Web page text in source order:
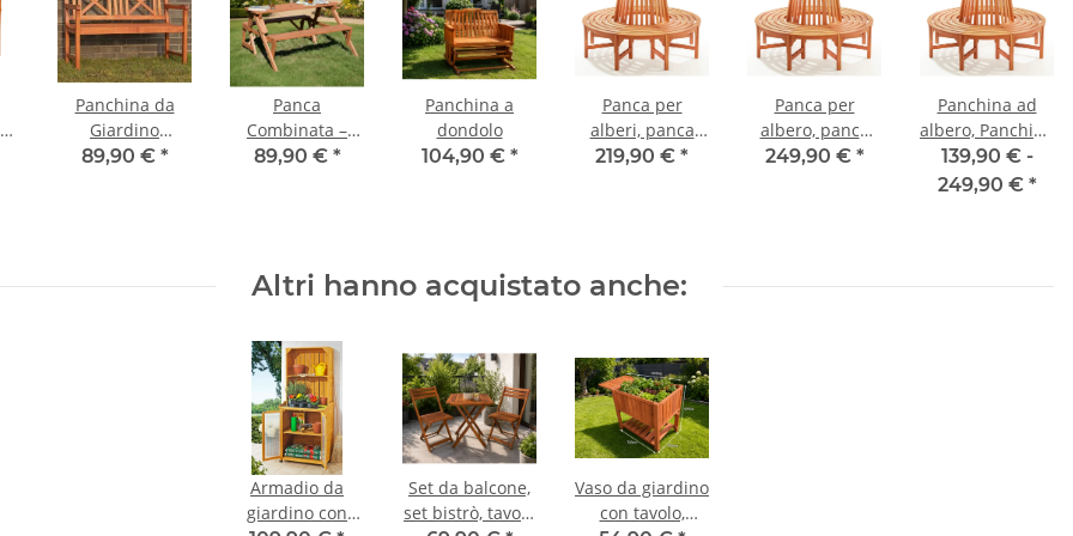
Panchina da
Giardino
Adriano,
89,90 € *
Panca
Combinata –
Panca da
89,90 € *
Panchina a
dondolo
104,90 € *
Panca per
alberi, panca
rotonda 160 / 59
219,90 € *
Panca per
albero, panca
rotonda grande
249,90 € *
Panchina ad
albero, Panchina
rotonda,
Panchine da
legno
139,90 € -
249,90 € *
Altri hanno acquistato anche:
Armadio da
giardino con
Set da balcone,
set bistrò, tavolo
Vaso da giardino
con tavolo,